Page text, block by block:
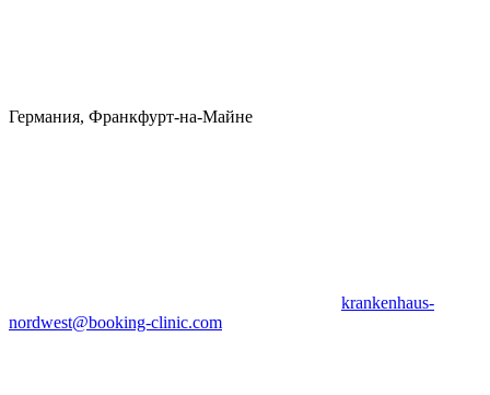
Германия, Франкфурт-на-Майне
krankenhaus-
nordwest@booking-clinic.com